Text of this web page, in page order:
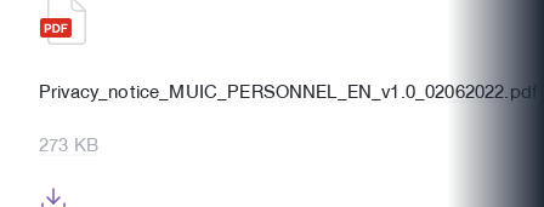
Privacy_notice_MUIC_PERSONNEL_EN_v1.0_02062022.pdf
273 KB